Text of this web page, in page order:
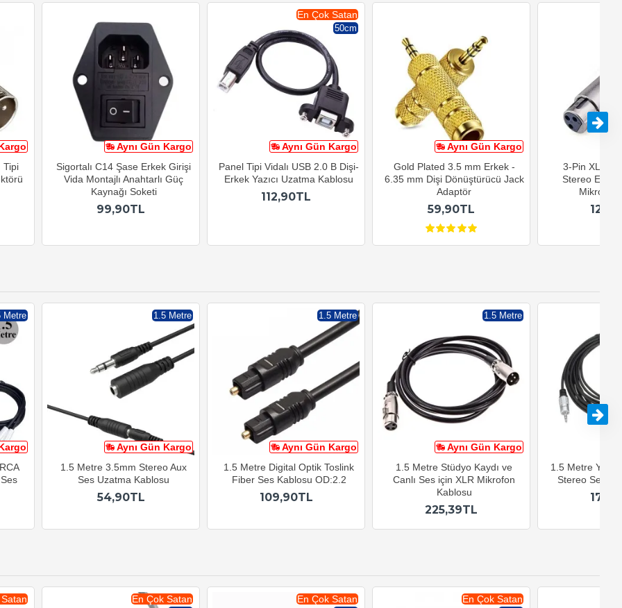
Tipi
Aynı Gün Kargo
Sigortalı C14 Şase Erkek Girişi
Vida Montajlı Anahtarlı Güç
Kaynağı Soketi
99,90TL
Aynı Gün Kargo
En Çok Satan
50cm
Panel Tipi Vidalı USB 2.0 B Dişi-
Erkek Yazıcı Uzatma Kablosu
112,90TL
Aynı Gün Kargo
Gold Plated 3.5 mm Erkek -
6.35 mm Dişi Dönüştürücü Jack
Adaptör
59,90TL
3-Pin XLR
Stereo
Mikrofon
Metre
Aynı Gün Kargo
1.5 Metre
1.5 Metre 3.5mm Stereo Aux
Ses Uzatma Kablosu
54,90TL
Aynı Gün Kargo
1.5 Metre
1.5 Metre Digital Optik Toslink
Fiber Ses Kablosu OD:2.2
109,90TL
Aynı Gün Kargo
1.5 Metre
1.5 Metre Stüdyo Kaydı ve
Canlı Ses için XLR Mikrofon
Kablosu
225,39TL
1.5 Metre
Stereo Ses
En Çok Satan En Çok Satan En Çok Satan